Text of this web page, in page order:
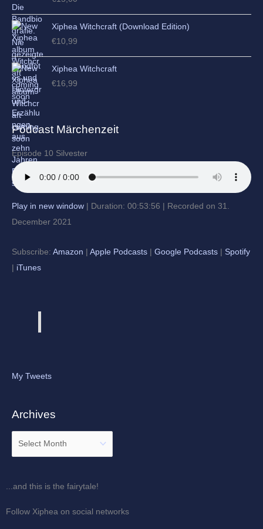
Xiphea Witchcraft (Download Edition)
€10,99
Xiphea Witchcraft
€16,99
Podcast Märchenzeit
Episode 10 Silvester
Play in new window Duration: 00:53:56
Recorded on 31.
December 2021
Subscribe: Amazon Apple Podcasts Google Podcasts
Spotify
iTunes
My Tweets
Archives
...and this is the fairytale!
Follow Xiphea on social networks